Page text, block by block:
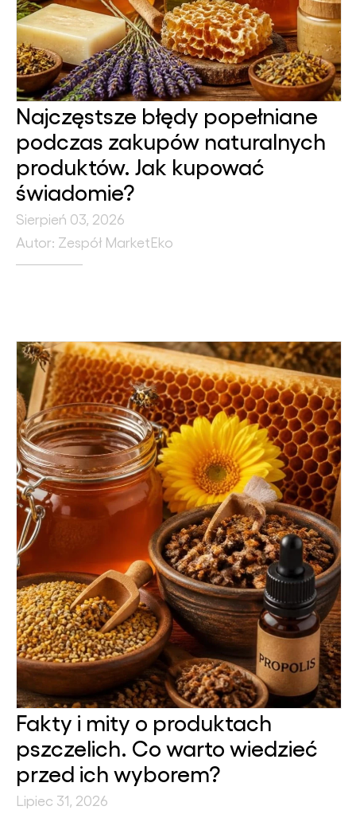
Najczęstsze błędy popełniane
podczas zakupów naturalnych
produktów. Jak kupować
świadomie?
Sierpień 03, 2026
Autor: Zespół MarketEko
Fakty i mity o produktach
pszczelich. Co warto wiedzieć
przed ich wyborem?
Lipiec 31, 2026